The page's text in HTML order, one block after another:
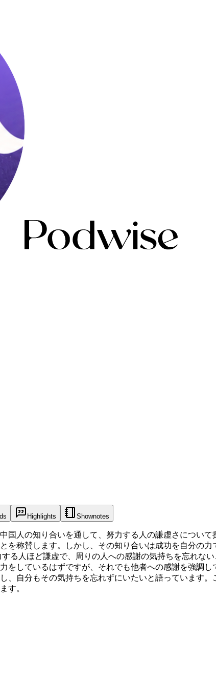
Highlights Shownotes
国人の知り合いを通して、努力する人の謙虚さについ
を称賛します。しかし、その知り合いは成功を自分の
る人ほど謙虚で、周りの人への感謝の気持ちを忘れな
をしているはずですが、それでも他者への感謝を強調
、自分もその気持ちを忘れずにいたいと語っています
す。